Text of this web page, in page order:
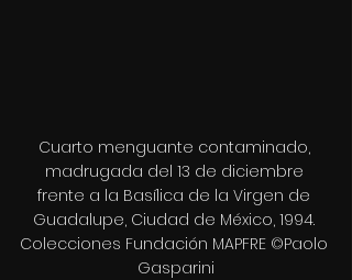
Cuarto menguante contaminado,
madrugada del 13 de diciembre
frente a la Basílica de la Virgen de
Guadalupe, Ciudad de México, 1994.
Colecciones Fundación MAPFRE ©Paolo
Gasparini